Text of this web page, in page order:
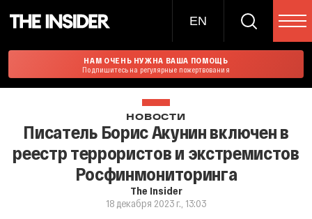
EN
НАМ ОЧЕНЬ НУЖНА ВАША ПОМОЩЬ
Подпишитесь на регулярные пожертвования
НОВОСТИ
Писатель Борис Акунин включен в
реестр террористов и экстремистов
Росфинмониторинга
The Insider
18 декабря 2023 г., 13:03